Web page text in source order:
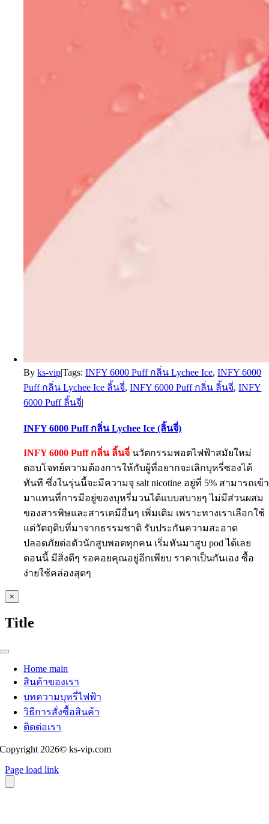
Byks-vip|Tags:INFY 6000 Puff กลิ่น Lychee Ice,INFY 6000
Puff กลิ่น Lychee Ice ลิ้นจี่,INFY 6000 Puff กลิ่น ลิ้นจี่,INFY
6000 Puff ลิ้นจี่|
INFY 6000 Puff กลิ่น Lychee Ice (ลิ้นจี่)
INFY 6000 Puff กลิ่น ลิ้นจี่ นวัตกรรมพอตไฟฟ้าสมัยใหม่
ตอบโจทย์ความต้องการให้กับผู้ที่อยากจะเลิกบุหรี่ซองได้
ทันที ซึ่งในรุ่นนี้จะมีความจุ salt nicotine อยู่ที่ 5% สามารถเข้า
มาแทนที่การมีอยู่ของบุหรี่มวนได้แบบสบายๆ ไม่มีส่วนผสม
ของสารพิษและสารเคมีอื่นๆ เพิ่มเติม เพราะทางเราเลือกใช้
แต่วัตถุดิบที่มาจากธรรมชาติ รับประกันความสะอาด
ปลอดภัยต่อตัวนักสูบพอตทุกคน เริ่มหันมาสูบ pod ได้เลย
ตอนนี้ มีสิ่งดีๆ รอคอยคุณอยู่อีกเพียบ ราคาเป็นกันเอง ซื้อ
ง่ายใช้คล่องสุดๆ
Close
product
view
×
Title
Toggle
NavigationHome main
สินค้าของเรา
บทความบุหรี่ไฟฟ้า
วิธีการสั่งซื้อสินค้า
ติดต่อเรา
Copyright 2026© ks-vip.com
Page load link